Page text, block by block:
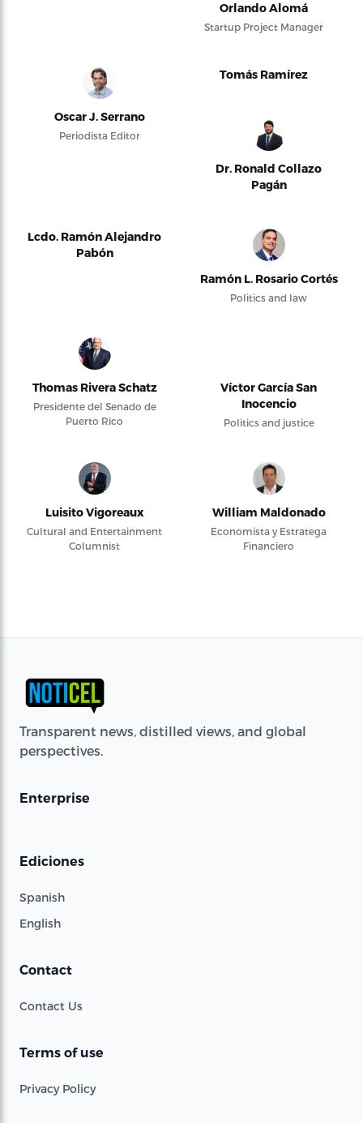
Orlando Alomá
Startup Project Manager
Oscar J. Serrano
Periodista Editor
Tomás Ramírez
Dr. Ronald Collazo
Pagán
Lcdo. Ramón Alejandro
Pabón
Ramón L. Rosario Cortés
Politics and law
Thomas Rivera Schatz
Presidente del Senado de
Puerto Rico
Víctor García San
Inocencio
Politics and justice
Luisito Vigoreaux
Cultural and Entertainment
Columnist
William Maldonado
Economista y Estratega
Financiero
Transparent news, distilled views, and global
perspectives.
Enterprise
Ediciones
Spanish
English
Contact
Contact Us
Terms of use
Privacy Policy